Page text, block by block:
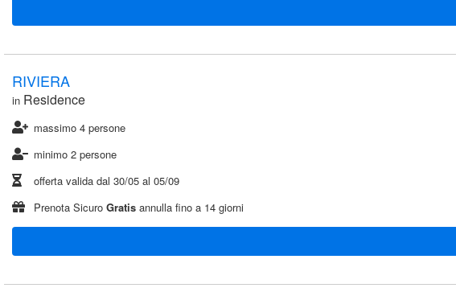
RIVIERA
in Residence
massimo 4 persone
minimo 2 persone
offerta valida dal 30/05 al 05/09
Prenota Sicuro Gratis annulla fino a 14 giorni